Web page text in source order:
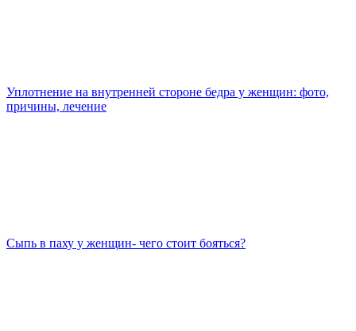
Уплотнение на внутренней стороне бедра у женщин: фото,
причины, лечение
Сыпь в паху у женщин- чего стоит бояться?